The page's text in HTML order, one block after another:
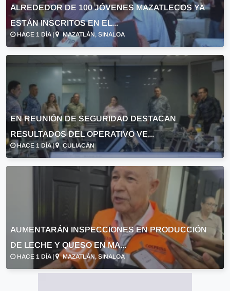
ALREDEDOR DE 100 JÓVENES MAZATLECOS YA
ESTÁN INSCRITOS EN EL...
HACE 1 DÍA | MAZATLÁN, SINALOA
EN REUNIÓN DE SEGURIDAD DESTACAN
RESULTADOS DEL OPERATIVO VE...
HACE 1 DÍA | CULIACÁN
AUMENTARÁN INSPECCIONES EN PRODUCCIÓN
DE LECHE Y QUESO EN MA...
HACE 1 DÍA | MAZATLÁN, SINALOA